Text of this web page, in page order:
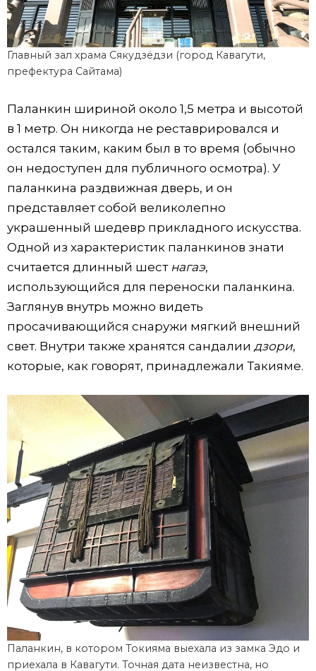
Главный зал храма Сякудзёдзи (город Кавагути,
префектура Сайтама)
Паланкин шириной около 1,5 метра и высотой
в 1 метр. Он никогда не реставрировался и
остался таким, каким был в то время (обычно
он недоступен для публичного осмотра). У
паланкина раздвижная дверь, и он
представляет собой великолепно
украшенный шедевр прикладного искусства.
Одной из характеристик паланкинов знати
считается длинный шест нагаэ,
использующийся для переноски паланкина.
Заглянув внутрь можно видеть
просачивающийся снаружи мягкий внешний
свет. Внутри также хранятся сандалии дзори,
которые, как говорят, принадлежали Такияме.
Паланкин, в котором Токияма выехала из замка Эдо и
приехала в Кавагути. Точная дата неизвестна, но